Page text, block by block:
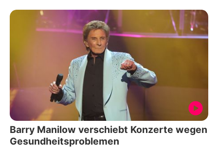
Barry Manilow verschiebt Konzerte wegen
Gesundheitsproblemen